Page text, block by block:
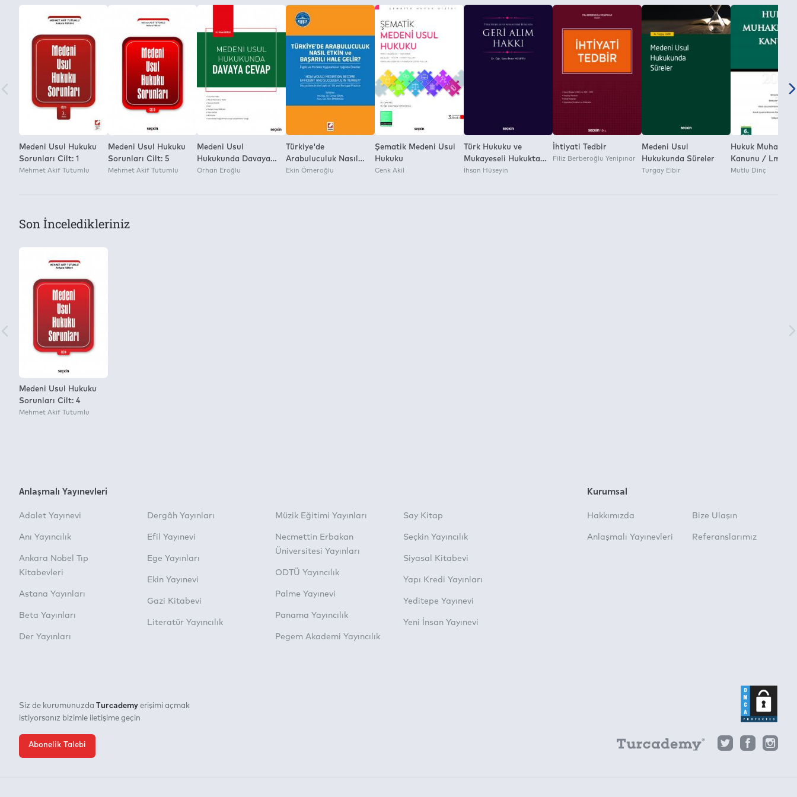
Medeni Usul Hukuku
Sorunları Cilt: 1
Mehmet Akif Tutumlu
Medeni Usul Hukuku
Sorunları Cilt: 5
Mehmet Akif Tutumlu
Medeni Usul
Hukukunda Davaya
Cevap
Orhan Eroğlu
Türkiye'de
Arabuluculuk Nasıl
Etkin ve Başarılı Hale
Ekin Ömeroğlu
Şematik Medeni Usul
Hukuku
Cenk Akil
Türk Hukuku ve
Mukayeseli Hukukta
Geri Alım Hakkı
İhsan Hüseyin
İhtiyati Tedbir
Filiz Berberoğlu Yenipınar
Medeni Usul
Hukukunda Süreler
Turgay Elbir
Hukuk
Kanunu /
Libra Mevzuat
Mutlu Dinç
Son İnceledikleriniz
Medeni Usul Hukuku
Sorunları Cilt: 4
Mehmet Akif Tutumlu
Anlaşmalı Yayınevleri
Adalet Yayınevi
Anı Yayıncılık
Ankara Nobel Tıp
Kitabevleri
Astana Yayınları
Beta Yayınları
Der Yayınları
Dergâh Yayınları
Efil Yayınevi
Ege Yayınları
Ekin Yayınevi
Gazi Kitabevi
Literatür Yayıncılık
Müzik Eğitimi Yayınları
Necmettin Erbakan
Üniversitesi Yayınları
ODTÜ Yayıncılık
Palme Yayınevi
Panama Yayıncılık
Pegem Akademi Yayıncılık
Say Kitap
Seçkin Yayıncılık
Siyasal Kitabevi
Yapı Kredi Yayınları
Yeditepe Yayınevi
Yeni İnsan Yayınevi
Kurumsal
Hakkımızda
Anlaşmalı Yayınevleri
Bize Ulaşın
Referanslarımız
Siz de kurumunuzda Turcademy erişimi açmak
istiyorsanız bizimle iletişime geçin
Abonelik Talebi